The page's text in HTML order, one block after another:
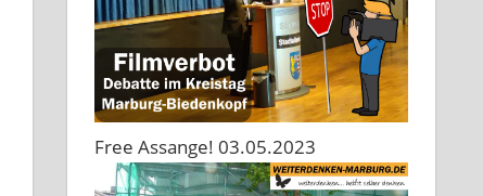
Free Assange! 03.05.2023